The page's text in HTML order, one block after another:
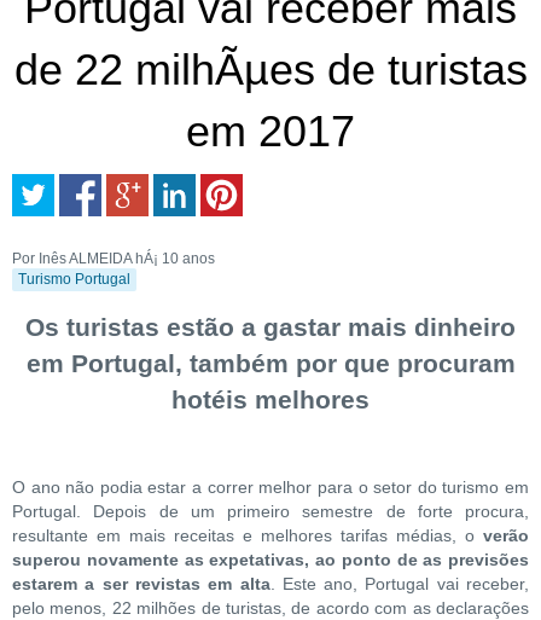
de 22 milhÃµes de turistas
em 2017
Por Inês ALMEIDA hÁ¡ 10 anos
Turismo Portugal
Os turistas estão a gastar mais dinheiro
em Portugal, também por que procuram
hotéis melhores
O ano não podia estar a correr melhor para o setor do turismo em
Portugal. Depois de um primeiro semestre de forte procura,
resultante em mais receitas e melhores tarifas médias, o verão
superou novamente as expetativas, ao ponto de as previsões
estarem a ser revistas em alta. Este ano, Portugal vai receber,
pelo menos, 22 milhões de turistas, de acordo com as declarações